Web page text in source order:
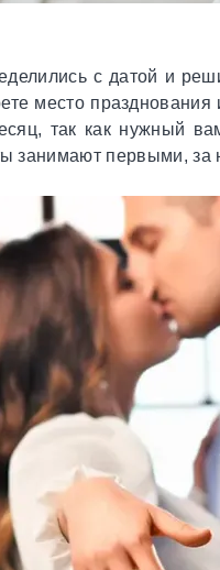
с датой и
место
так как нужный
занимают первыми, за